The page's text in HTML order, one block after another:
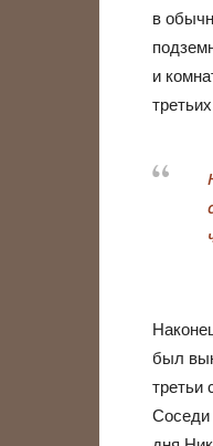
в
и
был
третьи
Соседи